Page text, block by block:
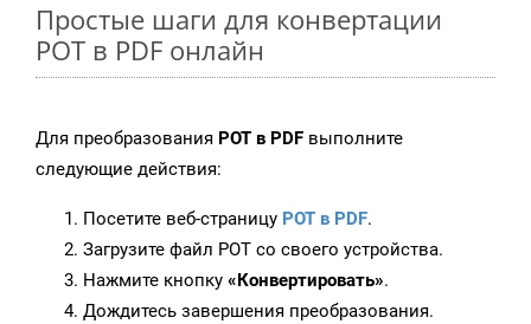
Простые шаги для конвертации
POT в PDF онлайн
Для преобразования POT в PDF выполните
следующие действия:
Посетите веб-страницу POT в PDF.
Загрузите файл POT со своего устройства.
Нажмите кнопку «Конвертировать».
Дождитесь завершения преобразования.